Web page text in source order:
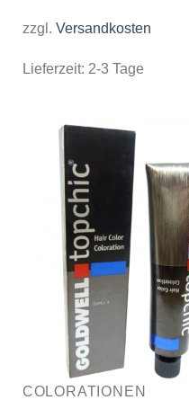
zzgl. Versandkosten
Lieferzeit: 2-3 Tage
COLORATIONEN